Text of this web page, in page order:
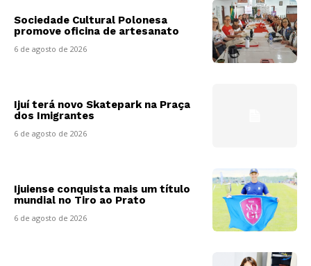
Sociedade Cultural Polonesa
promove oficina de artesanato
6 de agosto de 2026
Ijuí terá novo Skatepark na Praça
dos Imigrantes
6 de agosto de 2026
Ijuiense conquista mais um título
mundial no Tiro ao Prato
6 de agosto de 2026